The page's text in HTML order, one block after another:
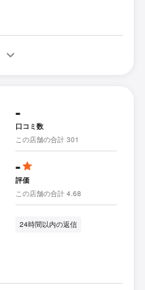
-
口コミ数
この店舗の合計 301
-
評価
この店舗の合計 4.68
24時間以内の返信